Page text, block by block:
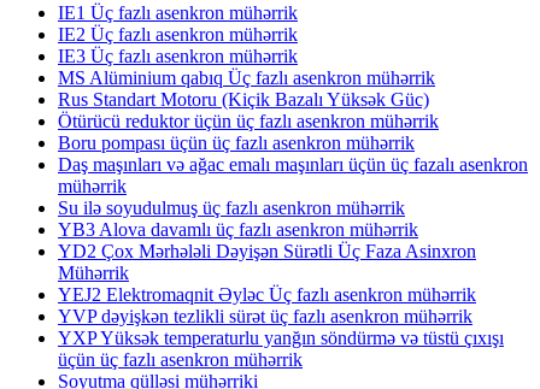
IE1 Üç fazlı asenkron mühərrik
IE2 Üç fazlı asenkron mühərrik
IE3 Üç fazlı asenkron mühərrik
MS Alüminium qabıq Üç fazlı asenkron mühərrik
Rus Standart Motoru (Kiçik Bazalı Yüksək Güc)
Ötürücü reduktor üçün üç fazlı asenkron mühərrik
Boru pompası üçün üç fazlı asenkron mühərrik
Daş maşınları və ağac emalı maşınları üçün üç fazalı asenkron
mühərrik
Su ilə soyudulmuş üç fazlı asenkron mühərrik
YB3 Alova davamlı üç fazlı asenkron mühərrik
YD2 Çox Mərhələli Dəyişən Sürətli Üç Faza Asinxron
Mühərrik
YEJ2 Elektromaqnit Əyləc Üç fazlı asenkron mühərrik
YVP dəyişkən tezlikli sürət üç fazlı asenkron mühərrik
YXP Yüksək temperaturlu yanğın söndürmə və tüstü çıxışı
üçün üç fazlı asenkron mühərrik
Soyutma qülləsi mühərriki